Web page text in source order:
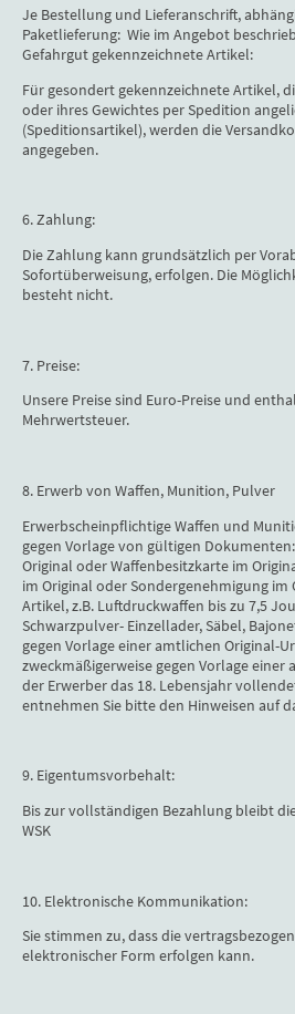
Je Bestellung und Lieferanschrift,
Paketlieferung: Wie im Angebot
Gefahrgut gekennzeichnete Artikel:
Für gesondert gekennzeichnete Artikel,
oder ihres Gewichtes per Spedition
(Speditionsartikel), werden die
angegeben.
6. Zahlung:
Die Zahlung kann grundsätzlich per
Sofortüberweisung, erfolgen. Die
besteht nicht.
7. Preise:
Unsere Preise sind Euro-Preise und
Mehrwertsteuer.
8. Erwerb von Waffen, Munition, Pulver
Erwerbscheinpflichtige Waffen und
gegen Vorlage von gültigen
Original oder Waffenbesitzkarte im
im Original oder Sondergenehmigung im
Artikel, z.B. Luftdruckwaffen bis zu 7,5
Schwarzpulver- Einzellader, Säbel,
gegen Vorlage einer amtlichen Original-
zweckmäßigerweise gegen Vorlage einer
der Erwerber das 18. Lebensjahr
entnehmen Sie bitte den Hinweisen auf
9. Eigentumsvorbehalt:
Bis zur vollständigen Bezahlung bleibt
WSK
10. Elektronische Kommunikation:
Sie stimmen zu, dass die
elektronischer Form erfolgen kann.